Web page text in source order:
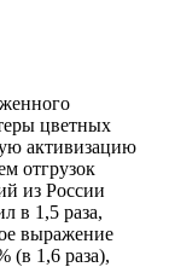
цветных
активизацию
отгрузок
из России
в 1,5 раза,
выражение
(в 1,6 раза),